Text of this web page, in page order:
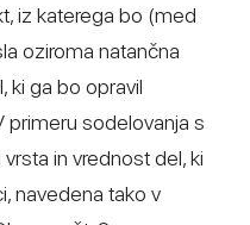
iz katerega bo (med
oziroma natančna
ki ga bo opravil
sodelovanja s
in vrednost del, ki
navedena tako v